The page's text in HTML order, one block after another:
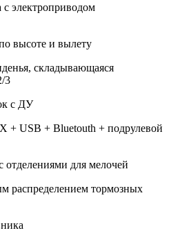
электроприводом
высоте и вылету
складывающаяся
3
с ДУ
+ USB + Bluetouth + подрулевой
отделениями для мелочей
распределением тормозных